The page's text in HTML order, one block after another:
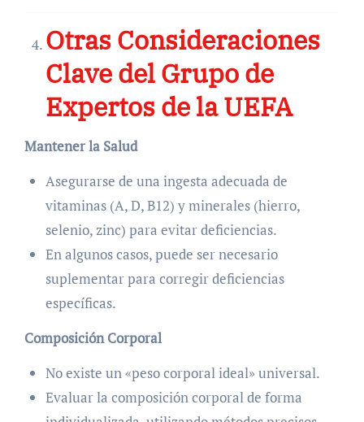
Otras Consideraciones
Clave del Grupo de
Expertos de la UEFA
Mantener la Salud
Asegurarse de una ingesta adecuada de
vitaminas (A, D, B12) y minerales (hierro,
selenio, zinc) para evitar deficiencias.
En algunos casos, puede ser necesario
suplementar para corregir deficiencias
específicas.
Composición Corporal
No existe un «peso corporal ideal» universal.
Evaluar la composición corporal de forma